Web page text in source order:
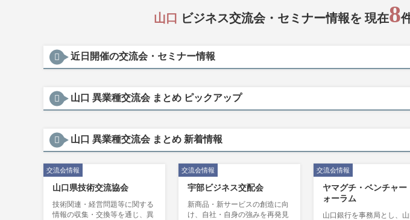
山口 ビジネス交流会・セミナー情報を 現在8
近日開催の交流会・セミナー情報
山口 異業種交流会 まとめ ピックアップ
山口 異業種交流会 まとめ 新着情報
山口県技術交流協会
技術関連・経営問題等に関する
情報の収集・交換等を通じ、異
交流会情報
宇部ビジネス交配会
新商品・新サービスの創造に向
け、自社・自身の強みを再発見
交流会情報
ヤマグチ・ベンチャー
ォーラム
山口銀行を事務局とし、山
交流会情報